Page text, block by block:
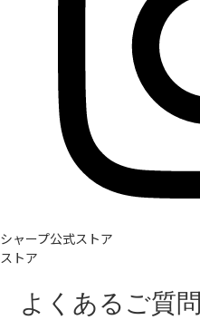
シャープ公式ストア
ストア
よくあるご質問